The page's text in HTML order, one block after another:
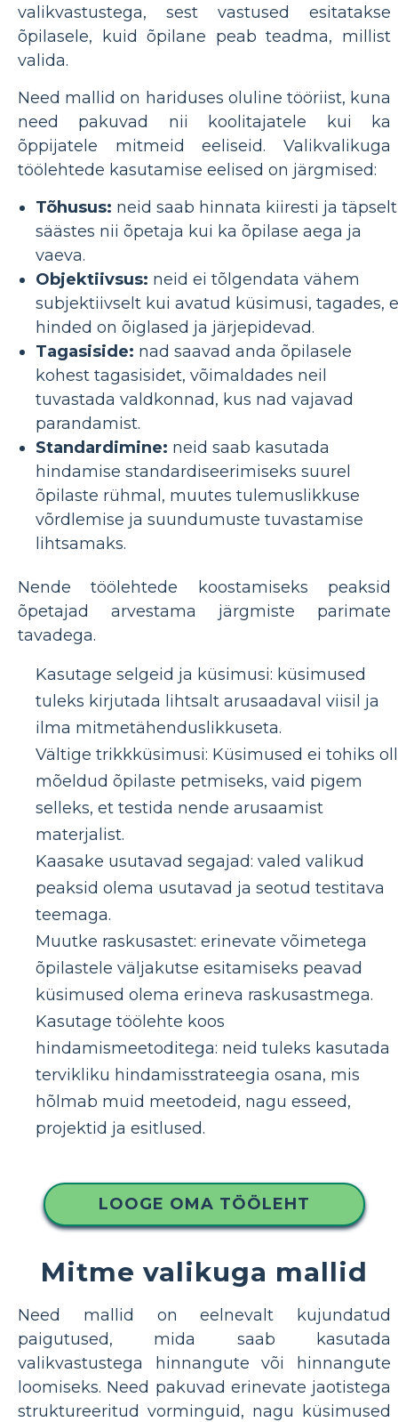
valikvastustega, sest vastused esitatakse
õpilasele, kuid õpilane peab teadma, millist
valida.
Need mallid on hariduses oluline tööriist, kuna
need pakuvad nii koolitajatele kui ka
õppijatele mitmeid eeliseid. Valikvalikuga
töölehtede kasutamise eelised on järgmised:
Tõhusus: neid saab hinnata kiiresti ja
säästes nii õpetaja kui ka õpilase aega ja
vaeva.
Objektiivsus: neid ei tõlgendata vähem
subjektiivselt kui avatud küsimusi, tagades,
hinded on õiglased ja järjepidevad.
Tagasiside: nad saavad anda õpilasele
kohest tagasisidet, võimaldades neil
tuvastada valdkonnad, kus nad vajavad
parandamist.
Standardimine: neid saab kasutada
hindamise standardiseerimiseks suurel
õpilaste rühmal, muutes tulemuslikkuse
võrdlemise ja suundumuste tuvastamise
lihtsamaks.
Nende töölehtede koostamiseks peaksid
õpetajad arvestama järgmiste parimate
tavadega.
Kasutage selgeid ja küsimusi: küsimused
tuleks kirjutada lihtsalt arusaadaval viisil ja
ilma mitmetähenduslikkuseta.
Vältige trikkküsimusi: Küsimused ei tohiks
mõeldud õpilaste petmiseks, vaid pigem
selleks, et testida nende arusaamist
materjalist.
Kaasake usutavad segajad: valed valikud
peaksid olema usutavad ja seotud testitava
teemaga.
Muutke raskusastet: erinevate võimetega
õpilastele väljakutse esitamiseks peavad
küsimused olema erineva raskusastmega.
Kasutage töölehte koos
hindamismeetoditega: neid tuleks kasutada
tervikliku hindamisstrateegia osana, mis
hõlmab muid meetodeid, nagu esseed,
projektid ja esitlused.
LOOGE OMA TÖÖLEHT
Mitme valikuga mallid
Need mallid on eelnevalt kujundatud
paigutused, mida saab kasutada
valikvastustega hinnangute või hinnangute
loomiseks. Need pakuvad erinevate jaotistega
struktureeritud vorminguid, nagu küsimused